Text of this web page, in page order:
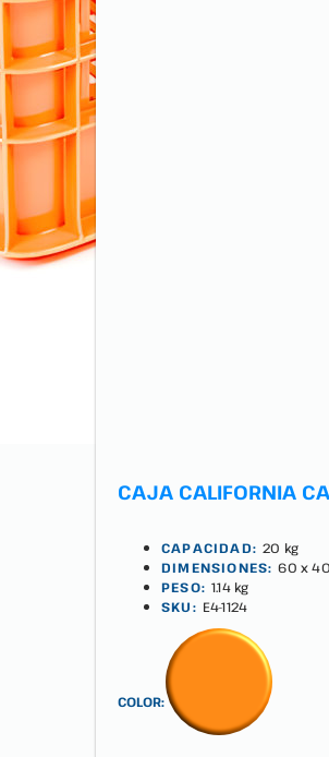
CAJA CALIFORNIA
CAPACIDAD: 20 kg
DIMENSIONES: 60 x
PESO: 1.14 kg
SKU: E4-1124
COLOR: